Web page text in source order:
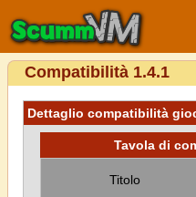
Compatibilità 1.4.1
Dettaglio compatibilità
Tavola di
Titolo